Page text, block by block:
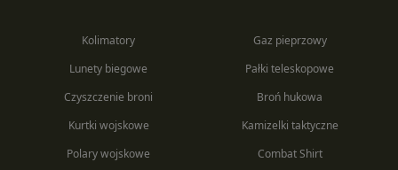
Kolimatory
Lunety biegowe
Czyszczenie broni
Gaz pieprzowy
Pałki teleskopowe
Broń hukowa
Kurtki wojskowe
Polary wojskowe
Kamizelki taktyczne
Combat Shirt